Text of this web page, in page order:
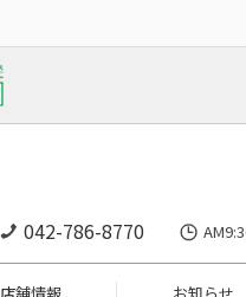
042-786-8770